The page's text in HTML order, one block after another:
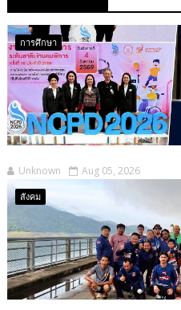
การศึกษา
Unknown Aug 05, 2026
สังคม